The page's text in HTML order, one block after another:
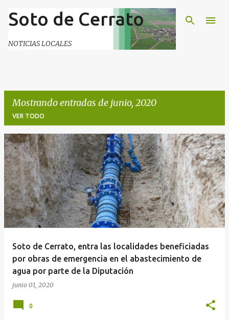
Ir al contenido principal
Soto de Cerrato
NOTICIAS LOCALES
Mostrando entradas de junio, 2020
VER TODO
E
n
t
r
a
d
Soto de Cerrato, entra las localidades beneficiadas
por obras de emergencia en el abastecimiento de
agua por parte de la Diputación
junio 01, 2020
0